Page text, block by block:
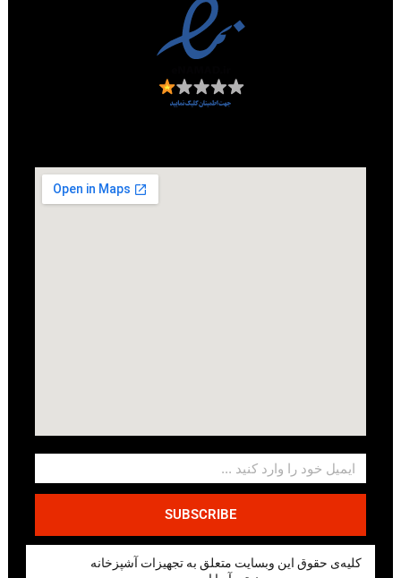
SUBSCRIBE
کلیه‌ی حقوق این وبسایت متعلق به تجهیزات آشپزخانه